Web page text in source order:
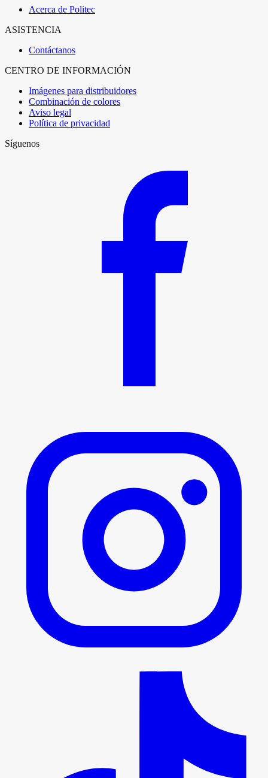
Acerca de Politec
ASISTENCIA
Contáctanos
CENTRO DE INFORMACIÓN
Imágenes para distribuidores
Combinación de colores
Aviso legal
Política de privacidad
Síguenos